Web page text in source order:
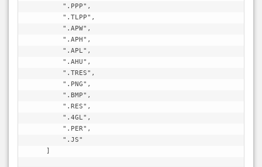
".PPP",
".TLPP",
".APW",
".APH",
".APL",
".AHU",
".TRES",
".PNG",
".BMP",
".RES",
".4GL",
".PER",
".JS"